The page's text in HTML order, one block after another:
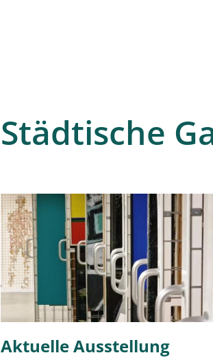
Städtische
Aktuelle Ausstellung